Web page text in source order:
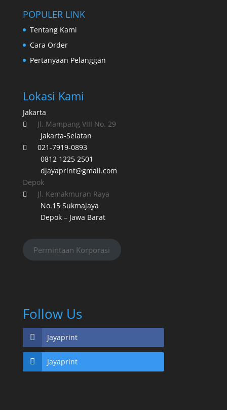
POPULER LINK
Tentang Kami
Cara Order
Pertanyaan Pelanggan
Lokasi Kami
Jakarta

Jl. Mampang VIII No. 29
Jakarta-Selatan

021-7919-0893
0812 1225 2501
djayaprint@gmail.com
Depok

Jl. Kemakmuran Raya
No.15 Sukmajaya
Depok – Jawa Barat
Permintaan Korporasi
Follow Us
Jayaprint
Jayaprint